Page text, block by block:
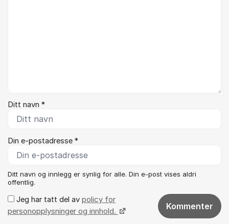
Ditt navn *
Din e-postadresse *
Ditt navn og innlegg er synlig for alle. Din e-post vises aldri
offentlig.
Jeg har tatt del av policy for
personopplysninger og innhold.
Kommenter